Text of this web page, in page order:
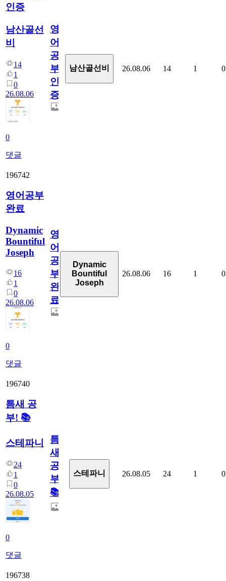
인증
남산골선
비
14
1
0
26.08.06
0
댓글
영
어
공
부
인
증
남산골선비 26.08.06 14 1 0
196742
영어공부
완료
Dynamic
Bountiful
Joseph
16
1
0
26.08.06
0
댓글
영
어
공
부
완
료
Dynamic
Bountiful
Joseph
26.08.06 16 1 0
196740
틈새 공
부! 📚
스테파니
24
1
0
26.08.05
0
댓글
틈
새
공
부!
📚
스테파니 26.08.05 24 1 0
196738